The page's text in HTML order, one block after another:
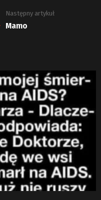
Następny artykuł
Mamo